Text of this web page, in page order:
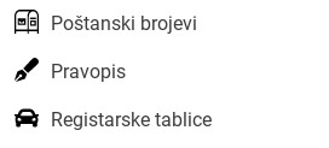
Poštanski brojevi
Pravopis
Registarske tablice